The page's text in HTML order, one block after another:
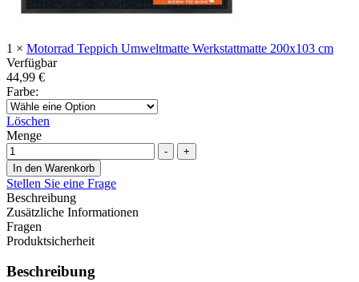
1 × Motorrad Teppich Umweltmatte Werkstattmatte 200x103 cm
Verfügbar
44,99 €
Farbe:
Löschen
Menge
-
+
In den Warenkorb
Stellen Sie eine Frage
Beschreibung
Zusätzliche Informationen
Fragen
Produktsicherheit
Beschreibung